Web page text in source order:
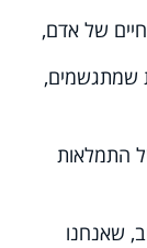
של אדם,
שמתגשמים,
התמלאות
שאנחנו